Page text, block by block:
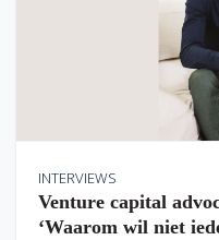
INTERVIEWS
Venture capital
‘Waarom wil niet